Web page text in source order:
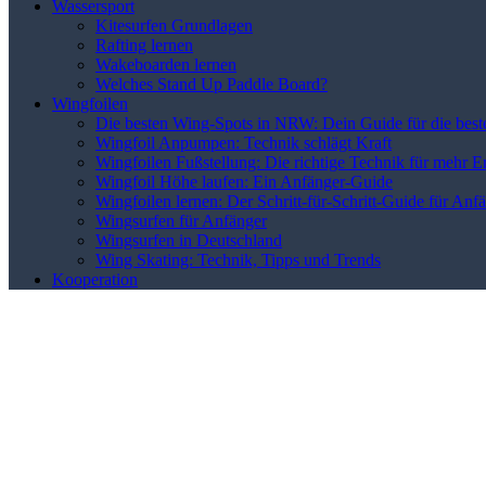
Wassersport
Kitesurfen Grundlagen
Rafting lernen
Wakeboarden lernen
Welches Stand Up Paddle Board?
Wingfoilen
Die besten Wing-Spots in NRW: Dein Guide für die
Wingfoil Anpumpen: Technik schlägt Kraft
Wingfoilen Fußstellung: Die richtige Technik für mehr
Wingfoil Höhe laufen: Ein Anfänger-Guide
Wingfoilen lernen: Der Schritt-für-Schritt-Guide für
Wingsurfen für Anfänger
Wingsurfen in Deutschland
Wing Skating: Technik, Tipps und Trends
Kooperation